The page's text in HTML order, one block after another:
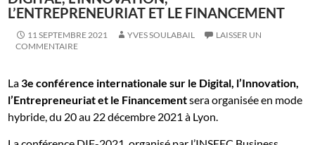
L’ENTREPRENEURIAT ET LE FINANCEMENT
11 SEPTEMBRE 2021 YVES SOULABAIL
LAISSER UN
COMMENTAIRE
La3e conférence internationale sur le Digital, l’Innovation,
l’Entrepreneuriat et le Financementsera organisée en mode
hybride, du 20 au 22 décembre 2021 à Lyon.